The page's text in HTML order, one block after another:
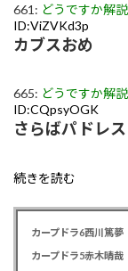
661: どうですか解
ID:ViZVKd3p
カブスおめ
665: どうですか解
ID:CQpsyOGK
さらばパドレス
続きを読む